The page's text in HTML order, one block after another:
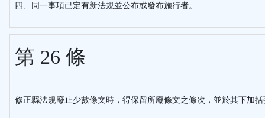
四、同一事項已定有新法規並公布或發布施行者。
第 26 條
修正縣法規廢止少數條文時，得保留所廢條文之條次，並於其下加括